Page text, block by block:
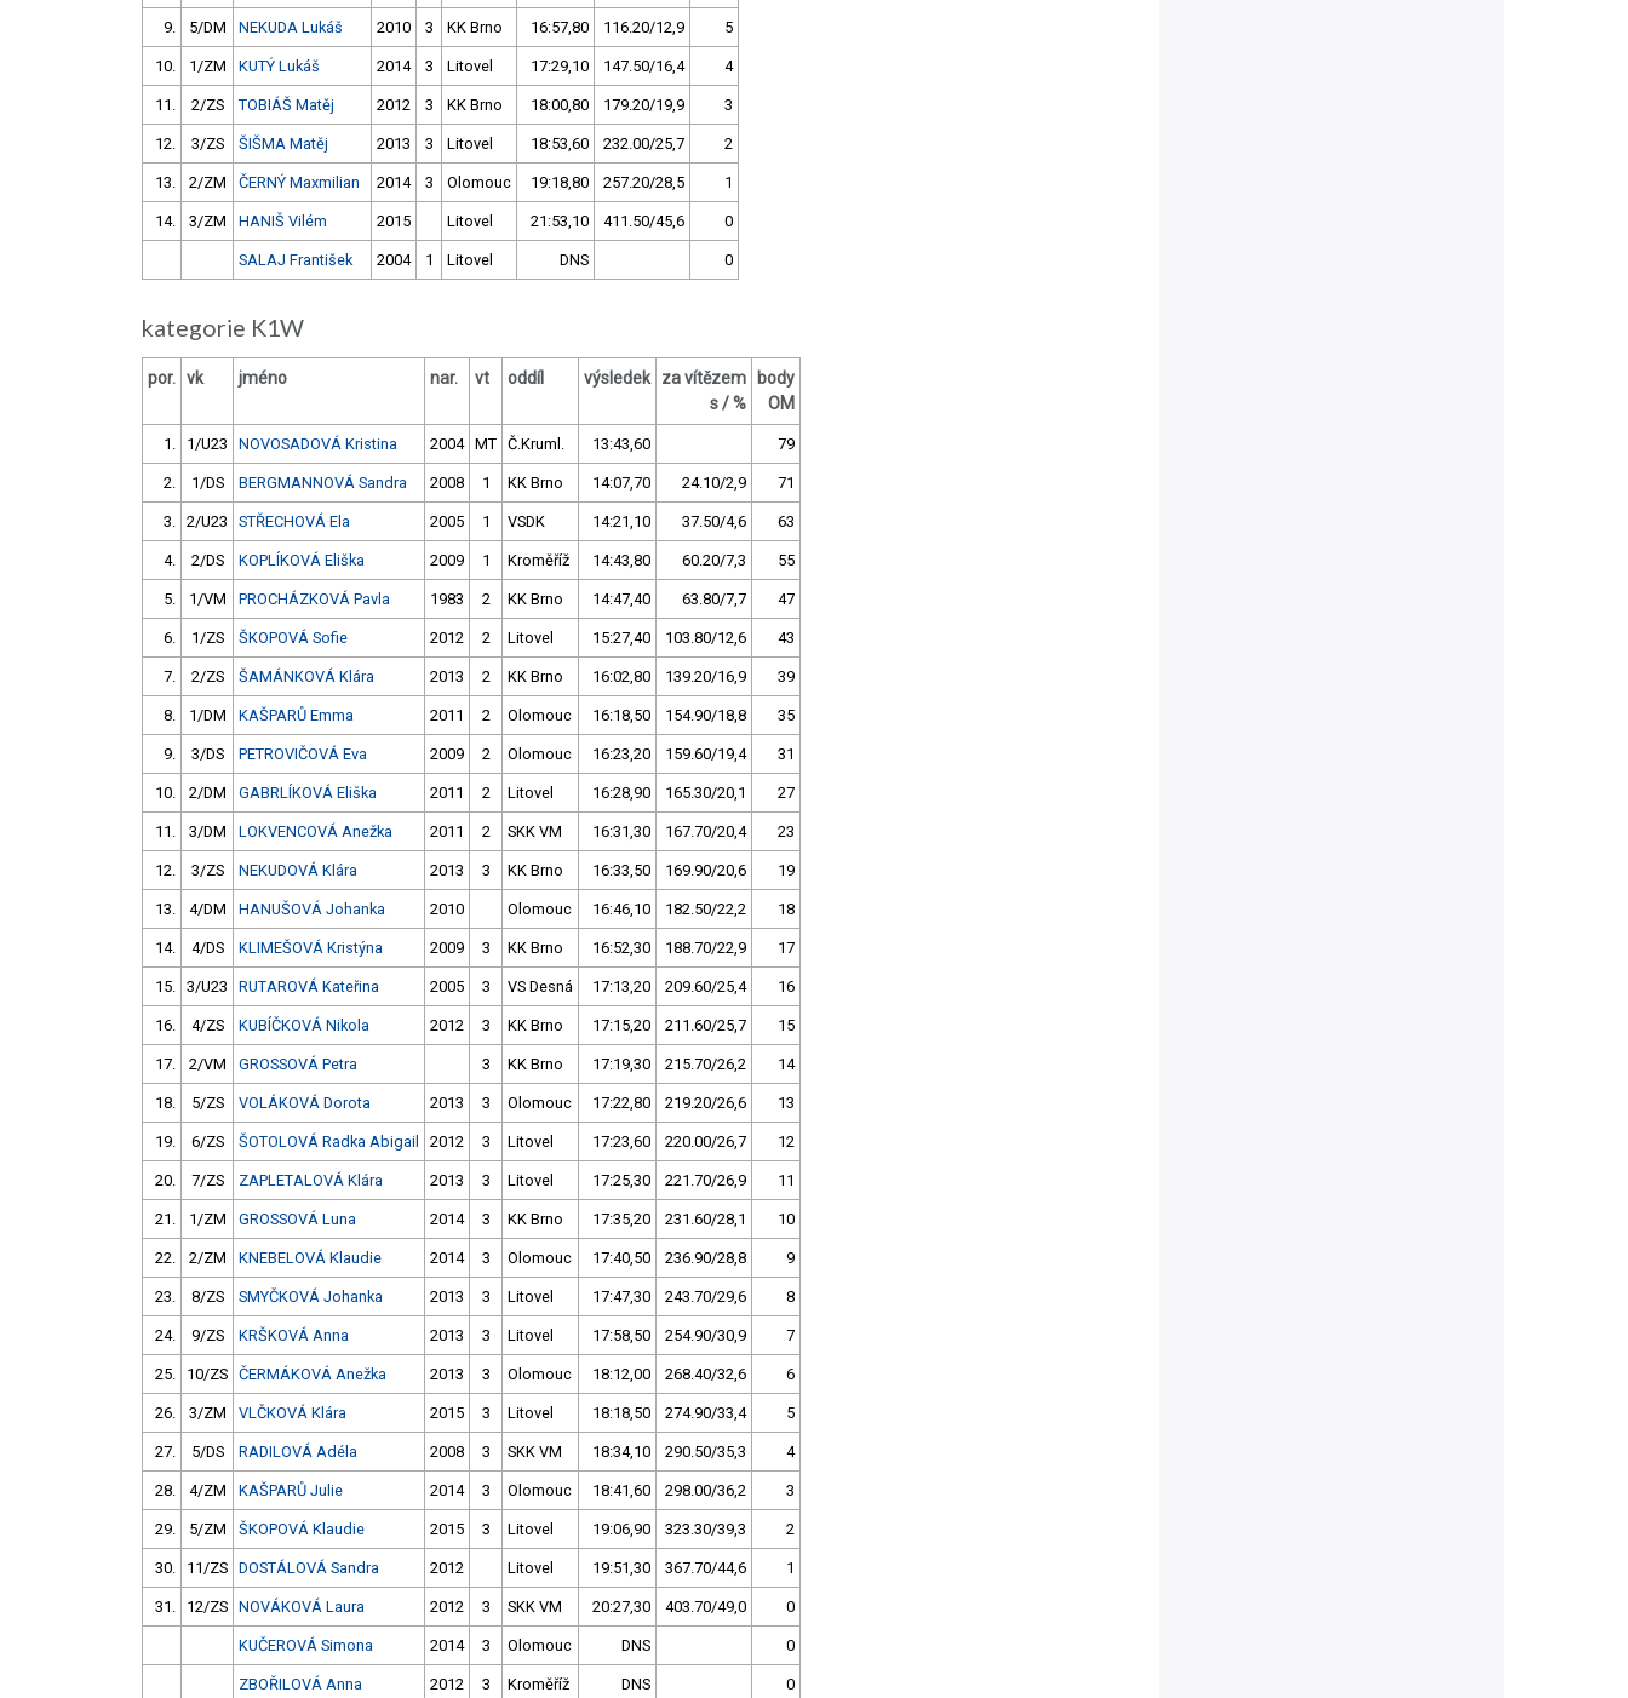
9. 5/DM NEKUDA Lukáš 2010 3 KK Brno 16:57,80 116.20/12,9 5
10. 1/ZM KUTÝ Lukáš 2014 3 Litovel 17:29,10 147.50/16,4 4
11. 2/ZS TOBIÁŠ Matěj 2012 3 KK Brno 18:00,80 179.20/19,9 3
12. 3/ZS ŠIŠMA Matěj 2013 3 Litovel 18:53,60 232.00/25,7 2
13. 2/ZM ČERNÝ Maxmilian 2014 3 Olomouc 19:18,80 257.20/28,5 1
14. 3/ZM HANIŠ Vilém 2015 Litovel 21:53,10 411.50/45,6 0
SALAJ František 2004 1 Litovel DNS 0
kategorie K1W
por. vk jméno nar. vt oddíl výsledek
za vítězem
s / %
body
OM
1. 1/U23 NOVOSADOVÁ Kristina 2004 MT Č.Kruml. 13:43,60 79
2. 1/DS BERGMANNOVÁ Sandra 2008 1 KK Brno 14:07,70 24.10/2,9 71
3. 2/U23 STŘECHOVÁ Ela 2005 1 VSDK 14:21,10 37.50/4,6 63
4. 2/DS KOPLÍKOVÁ Eliška 2009 1 Kroměříž 14:43,80 60.20/7,3 55
5. 1/VM PROCHÁZKOVÁ Pavla 1983 2 KK Brno 14:47,40 63.80/7,7 47
6. 1/ZS ŠKOPOVÁ Sofie 2012 2 Litovel 15:27,40 103.80/12,6 43
7. 2/ZS ŠAMÁNKOVÁ Klára 2013 2 KK Brno 16:02,80 139.20/16,9 39
8. 1/DM KAŠPARŮ Emma 2011 2 Olomouc 16:18,50 154.90/18,8 35
9. 3/DS PETROVIČOVÁ Eva 2009 2 Olomouc 16:23,20 159.60/19,4 31
10. 2/DM GABRLÍKOVÁ Eliška 2011 2 Litovel 16:28,90 165.30/20,1 27
11. 3/DM LOKVENCOVÁ Anežka 2011 2 SKK VM 16:31,30 167.70/20,4 23
12. 3/ZS NEKUDOVÁ Klára 2013 3 KK Brno 16:33,50 169.90/20,6 19
13. 4/DM HANUŠOVÁ Johanka 2010 Olomouc 16:46,10 182.50/22,2 18
14. 4/DS KLIMEŠOVÁ Kristýna 2009 3 KK Brno 16:52,30 188.70/22,9 17
15. 3/U23 RUTAROVÁ Kateřina 2005 3 VS Desná 17:13,20 209.60/25,4 16
16. 4/ZS KUBÍČKOVÁ Nikola 2012 3 KK Brno 17:15,20 211.60/25,7 15
17. 2/VM GROSSOVÁ Petra 3 KK Brno 17:19,30 215.70/26,2 14
18. 5/ZS VOLÁKOVÁ Dorota 2013 3 Olomouc 17:22,80 219.20/26,6 13
19. 6/ZS ŠOTOLOVÁ Radka Abigail 2012 3 Litovel 17:23,60 220.00/26,7 12
20. 7/ZS ZAPLETALOVÁ Klára 2013 3 Litovel 17:25,30 221.70/26,9 11
21. 1/ZM GROSSOVÁ Luna 2014 3 KK Brno 17:35,20 231.60/28,1 10
22. 2/ZM KNEBELOVÁ Klaudie 2014 3 Olomouc 17:40,50 236.90/28,8 9
23. 8/ZS SMYČKOVÁ Johanka 2013 3 Litovel 17:47,30 243.70/29,6 8
24. 9/ZS KRŠKOVÁ Anna 2013 3 Litovel 17:58,50 254.90/30,9 7
25. 10/ZS ČERMÁKOVÁ Anežka 2013 3 Olomouc 18:12,00 268.40/32,6 6
26. 3/ZM VLČKOVÁ Klára 2015 3 Litovel 18:18,50 274.90/33,4 5
27. 5/DS RADILOVÁ Adéla 2008 3 SKK VM 18:34,10 290.50/35,3 4
28. 4/ZM KAŠPARŮ Julie 2014 3 Olomouc 18:41,60 298.00/36,2 3
29. 5/ZM ŠKOPOVÁ Klaudie 2015 3 Litovel 19:06,90 323.30/39,3 2
30. 11/ZS DOSTÁLOVÁ Sandra 2012 Litovel 19:51,30 367.70/44,6 1
31. 12/ZS NOVÁKOVÁ Laura 2012 3 SKK VM 20:27,30 403.70/49,0 0
KUČEROVÁ Simona 2014 3 Olomouc DNS 0
ZBOŘILOVÁ Anna 2012 3 Kroměříž DNS 0